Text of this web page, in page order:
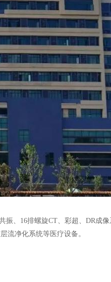
振、16排螺旋CT、彩超、DR成
流净化系统等医疗设备。